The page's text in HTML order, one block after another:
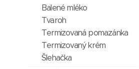
Balené mléko
Tvaroh
Termizovaná pomazánka
Termizovaný krém
Šlehačka